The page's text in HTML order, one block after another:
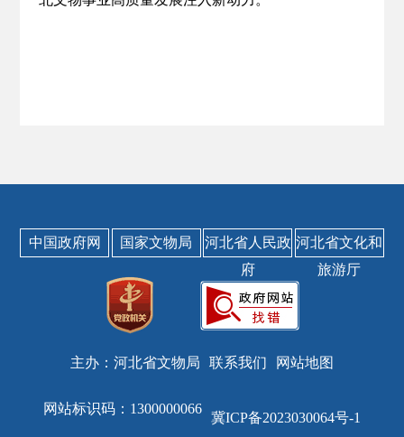
中国政府网 国家文物局
河北省人民政
府
河北省文化和
旅游厅
主办：河北省文物局 联系我们 网站地图
网站标识码：1300000066
冀ICP备2023030064号-1